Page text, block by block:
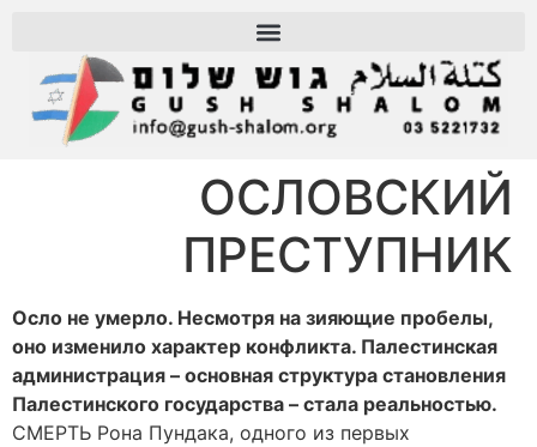
ОСЛОВСКИЙ
ПРЕСТУПНИК
Осло не умерло. Несмотря на зияющие пробелы,
оно изменило характер конфликта. Палестинская
администрация – основная структура становления
Палестинского государства – стала реальностью.
СМЕРТЬ Рона Пундака, одного из первых